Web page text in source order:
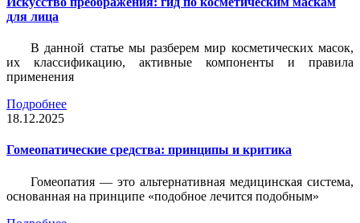
для лица
В данной статье мы разберем мир косметических масок,
их классификацию, активные компоненты и правила
применения
Подробнее
18.12.2025
Гомеопатические средства: принципы и критика
Гомеопатия — это альтернативная медицинская система,
основанная на принципе «подобное лечится подобным»